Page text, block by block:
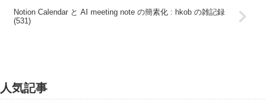
Notion Calendar と AI meeting note の簡素化 : hkob の雑記録
(531)
人気記事